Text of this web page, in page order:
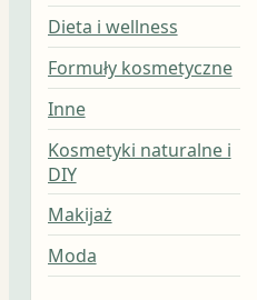
Dieta i wellness
Formuły kosmetyczne
Inne
Kosmetyki naturalne i
DIY
Makijaż
Moda